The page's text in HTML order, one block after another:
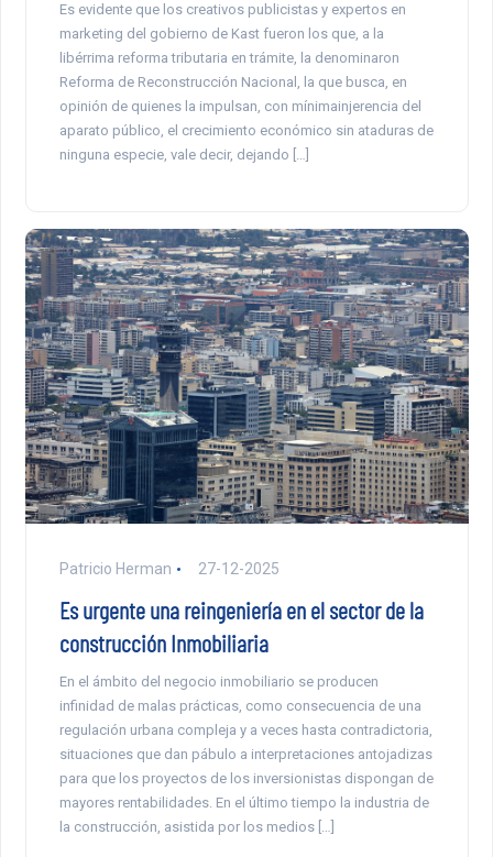
Es evidente que los creativos publicistas y expertos en
marketing del gobierno de Kast fueron los que, a la
libérrima reforma tributaria en trámite, la denominaron
Reforma de Reconstrucción Nacional, la que busca, en
opinión de quienes la impulsan, con mínimainjerencia del
aparato público, el crecimiento económico sin ataduras de
ninguna especie, vale decir, dejando […]
Patricio Herman 27-12-2025
Es urgente una reingeniería en el sector de la
construcción Inmobiliaria
En el ámbito del negocio inmobiliario se producen
infinidad de malas prácticas, como consecuencia de una
regulación urbana compleja y a veces hasta contradictoria,
situaciones que dan pábulo a interpretaciones antojadizas
para que los proyectos de los inversionistas dispongan de
mayores rentabilidades. En el último tiempo la industria de
la construcción, asistida por los medios […]